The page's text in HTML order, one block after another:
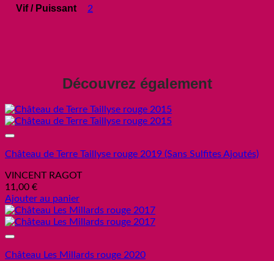
Vif / Puissant 2
Découvrez également
Château de Terre Taillyse rouge 2019 (Sans Sulfites Ajoutés)
VINCENT RAGOT
11,00 €
Ajouter au panier
Château Les Millards rouge 2020